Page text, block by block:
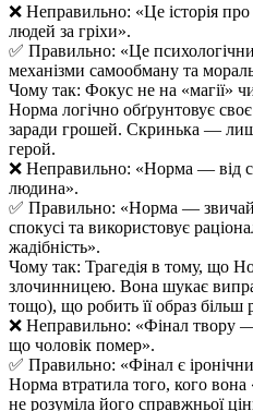
❌ Неправильно: «Це історія
людей за гріхи».
✅ Правильно: «Це
механізми самообману та
Чому так: Фокус не на «магії»
Норма логічно обґрунтовує
заради грошей. Скринька —
герой.
❌ Неправильно: «Норма — від
людина».
✅ Правильно: «Норма —
спокусі та використовує
жадібність».
Чому так: Трагедія в тому, що
злочинницею. Вона шукає
тощо), що робить її образ більш
❌ Неправильно: «Фінал твору
що чоловік помер».
✅ Правильно: «Фінал є
Норма втратила того, кого
не розуміла його справжньої